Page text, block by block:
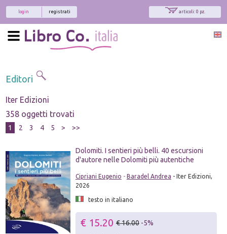
articoli: 0 pz.
registrati
login
Editori
Iter Edizioni
358 oggetti trovati
1 2 3 4 5 > >>
Dolomiti. I sentieri più belli. 40 escursioni
d'autore nelle Dolomiti più autentiche
Cipriani Eugenio - Baradel Andrea - Iter Edizioni,
2026
testo in italiano
€ 15.20 € 16.00 -5%